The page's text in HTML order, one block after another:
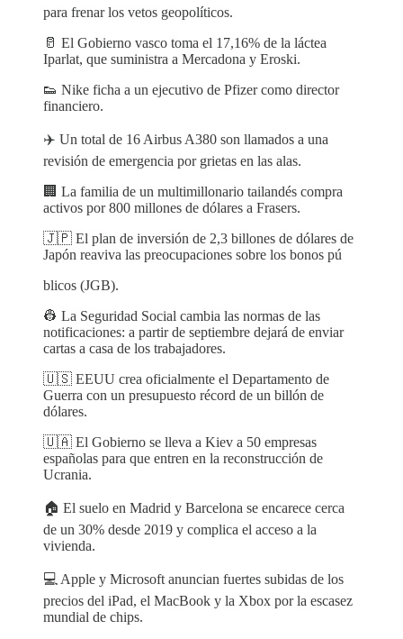
para frenar los vetos geopolíticos.
🥛 El Gobierno vasco toma el 17,16% de la láctea
Iparlat, que suministra a Mercadona y Eroski.
👟 Nike ficha a un ejecutivo de Pfizer como director
financiero.
✈️ Un total de 16 Airbus A380 son llamados a una
revisión de emergencia por grietas en las alas.
🏢 La familia de un multimillonario tailandés compra
activos por 800 millones de dólares a Frasers.
🇯🇵 El plan de inversión de 2,3 billones de dólares de
Japón reaviva las preocupaciones sobre los bonos pú
blicos (JGB).
👷 La Seguridad Social cambia las normas de las
notificaciones: a partir de septiembre dejará de enviar
cartas a casa de los trabajadores.
🇺🇸 EEUU crea oficialmente el Departamento de
Guerra con un presupuesto récord de un billón de
dólares.
🇺🇦 El Gobierno se lleva a Kiev a 50 empresas
españolas para que entren en la reconstrucción de
Ucrania.
🏠 El suelo en Madrid y Barcelona se encarece cerca
de un 30% desde 2019 y complica el acceso a la
vivienda.
💻 Apple y Microsoft anuncian fuertes subidas de los
precios del iPad, el MacBook y la Xbox por la escasez
mundial de chips.